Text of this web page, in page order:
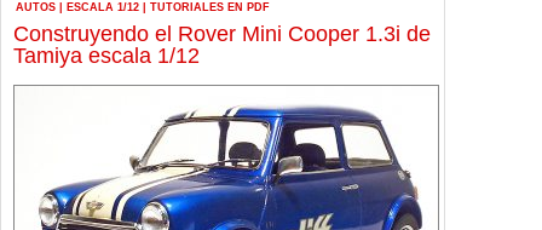
AUTOS ESCALA 1/12 TUTORIALES EN PDF
Construyendo el Rover Mini Cooper 1.3i de
Tamiya escala 1/12